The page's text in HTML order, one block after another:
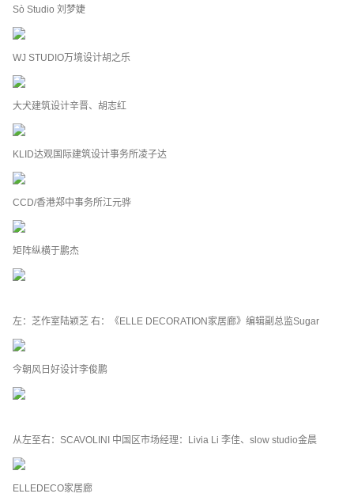
Sò Studio 刘梦婕
WJ STUDIO万境设计胡之乐
大犬建筑设计辛晋、胡志红
KLID达观国际建筑设计事务所凌子达
CCD/香港郑中事务所江元骅
矩阵纵横于鹏杰
左：芝作室陆颖芝 右：《ELLE DECORATION家居廊》编辑副总监Sugar
今朝风日好设计李俊鹏
从左至右：SCAVOLINI 中国区市场经理：Livia Li 李佳、slow studio金晨
ELLEDECO家居廊